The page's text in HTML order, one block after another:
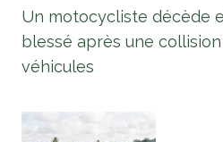
Un motocycliste décède
blessé après une
véhicules